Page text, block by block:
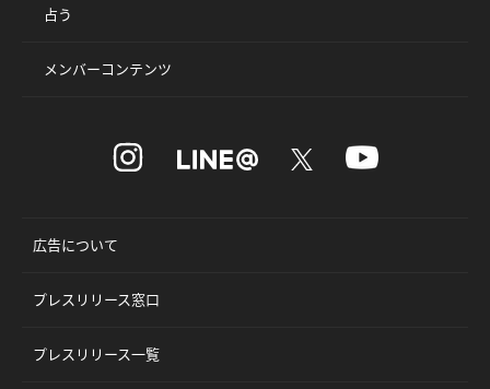
占う
メンバーコンテンツ
広告について
プレスリリース窓口
プレスリリース一覧